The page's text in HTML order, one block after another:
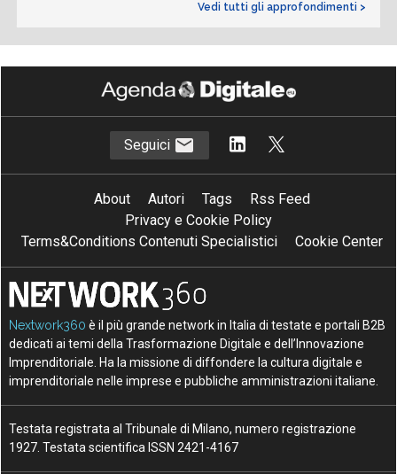
Vedi tutti gli approfondimenti >
Seguici
About Autori Tags
Rss Feed
Privacy e Cookie Policy
Terms&Conditions Contenuti Specialistici
Cookie Center
Nextwork360 è il più grande network in Italia di testate e portali B2B
dedicati ai temi della Trasformazione Digitale e dell’Innovazione
Imprenditoriale. Ha la missione di diffondere la cultura digitale e
imprenditoriale nelle imprese e pubbliche amministrazioni italiane.
Testata registrata al Tribunale di Milano, numero registrazione
1927. Testata scientifica ISSN 2421-4167